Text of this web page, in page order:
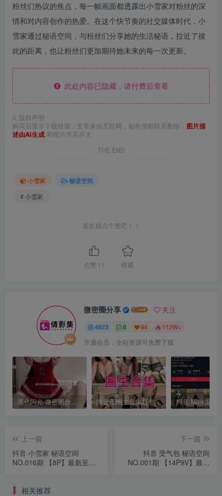
粉丝们热议的焦点，每一帧画面都透露出小雪家对粉丝的深
情和对内容创作的热爱。在这个快节奏的社交媒体时代，小
雪家通过秘语空间，与粉丝们分享她的生活秘语，拉近了彼
此的距离，也让粉丝们更加期待她未来的每一次更新。
此处内容已隐藏，请付费后查看
© 版权声明
购买后显示下载链接，文章来自互联网，如有侵权联系删除， 图片描
述由AI生成,和图片关系不大
THE END
小雪家
秘语空间
# 小雪家
喜欢就点个赞吧！！
点赞 11 收藏
微密圈分享 关注
4923 8 94 112W+
开通会员，全站资源可免费下载
黑色闪光 微密圈合集[持续更新] 微密圈圈主合集打包下载 持续更新中
上一篇
抖音 小雪家 秘语空间
NO.016期 【8P】最新至：
下一篇
抖音 受气包 秘语空间
NO.001期 【14P9V】最新
相关推荐